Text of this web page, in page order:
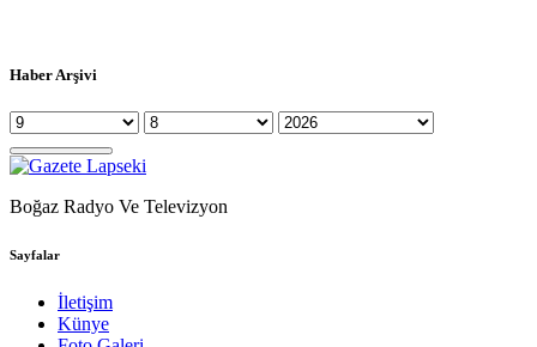
Haber Arşivi
Boğaz Radyo Ve Televizyon
Sayfalar
İletişim
Künye